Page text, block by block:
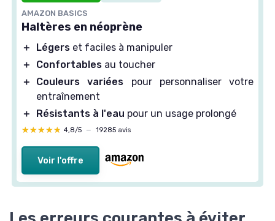
＋ Légerset faciles à manipuler
＋ Confortablesau toucher
＋
Couleurs variées pour personnaliser votre
entraînement
＋
Résistants à l'eau pour un usage prolongé
★★★★★
★★★★★ 4,8/5 — 19285 avis
Voir l'offre
Les erreurs courantes à éviter
Fautes de mouvement les plus